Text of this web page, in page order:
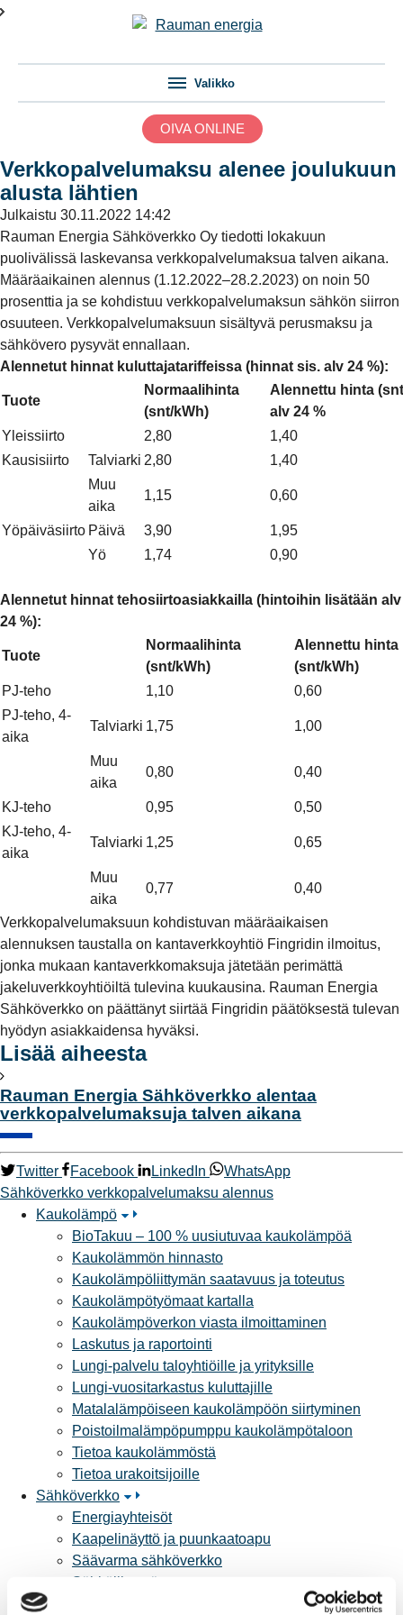
Valikko
OIVA ONLINE
Verkkopalvelumaksu alenee joulukuun
alusta lähtien
Julkaistu 30.11.2022 14:42
Rauman Energia Sähköverkko Oy tiedotti lokakuun
puolivälissä laskevansa verkkopalvelumaksua talven aikana.
Määräaikainen alennus (1.12.2022–28.2.2023) on noin 50
prosenttia ja se kohdistuu verkkopalvelumaksun sähkön siirron
osuuteen. Verkkopalvelumaksuun sisältyvä perusmaksu ja
sähkövero pysyvät ennallaan.
Alennetut hinnat kuluttajatariffeissa (hinnat sis. alv 24 %):
Tuote
Normaalihinta
(snt/kWh)
Alennettu hinta
alv 24 %
Yleissiirto
2,80
1,40
Kausisiirto
Talviarki 2,80
1,40
Muu
aika
1,15 0,60
Yöpäiväsiirto Päivä 3,90
1,95
Yö
1,74 0,90
Alennetut hinnat tehosiirtoasiakkailla (hintoihin lisätään alv
24 %):
Tuote
Normaalihinta
(snt/kWh)
Alennettu hinta
(snt/kWh)
PJ-teho
1,10
0,60
PJ-teho, 4-
aika
Talviarki 1,75 1,00
Muu
aika
0,80 0,40
KJ-teho 0,95
0,50
KJ-teho, 4-
aika
Talviarki 1,25 0,65
Muu
aika
0,77 0,40
Verkkopalvelumaksuun kohdistuvan määräaikaisen
alennuksen taustalla on kantaverkkoyhtiö Fingridin ilmoitus,
jonka mukaan kantaverkkomaksuja jätetään perimättä
jakeluverkkoyhtiöiltä tulevina kuukausina. Rauman Energia
Sähköverkko on päättänyt siirtää Fingridin päätöksestä tulevan
hyödyn asiakkaidensa hyväksi.
Lisää aiheesta
Rauman Energia Sähköverkko alentaa
verkkopalvelumaksuja talven aikana
Twitter Facebook LinkedIn
WhatsApp
Sähköverkko verkkopalvelumaksu alennus
Kaukolämpö
BioTakuu – 100 % uusiutuvaa kaukolämpöä
Kaukolämmön hinnasto
Kaukolämpöliittymän saatavuus ja toteutus
Kaukolämpötyömaat kartalla
Kaukolämpöverkon viasta ilmoittaminen
Laskutus ja raportointi
Lungi-palvelu taloyhtiöille ja yrityksille
Lungi-vuositarkastus kuluttajille
Matalalämpöiseen kaukolämpöön siirtyminen
Poistoilmalämpöpumppu kaukolämpötaloon
Tietoa kaukolämmöstä
Tietoa urakoitsijoille
Sähköverkko
Energiayhteisöt
Kaapelinäyttö ja puunkaatoapu
Säävarma sähköverkko
Sähköliittymät